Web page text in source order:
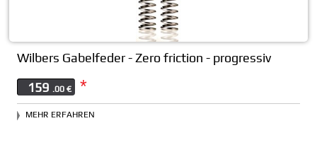
Wilbers Gabelfeder - Zero friction - progressiv
159 .00 € *
MEHR ERFAHREN